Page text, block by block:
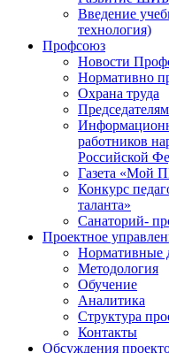
Введение
технология)
Профсоюз
Новости
Нормативно
Охрана труда
работников
Российской
Газета
Конкурс
таланта»
Санаторий-
Проектное
Нормативные
Методология
Обучение
Аналитика
Структура
Контакты
Обсуждения